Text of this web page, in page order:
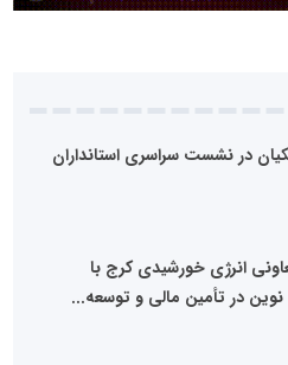
در نشست سراسری استانداران
انرژی خورشیدی کرج با
در تأمین مالی و توسعه...